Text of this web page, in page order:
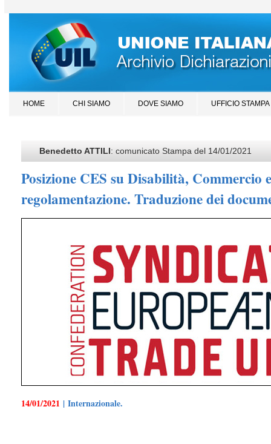
HOME CHI SIAMO DOVE SIAMO UFFICIO STAMPA
Benedetto ATTILI: comunicato Stampa del 14/01/2021
Posizione CES su Disabilità, Commercio
regolamentazione. Traduzione dei
14/01/2021 | Internazionale.